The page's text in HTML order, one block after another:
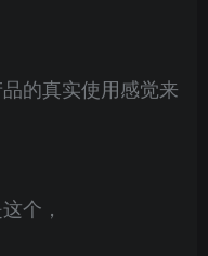
的真实使用感觉来
个，